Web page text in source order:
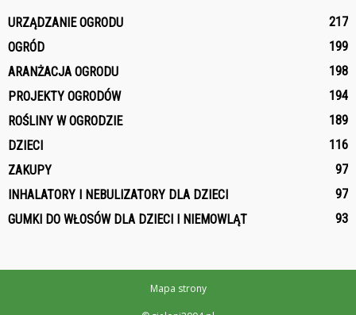
URZĄDZANIE OGRODU
217
OGRÓD
199
ARANŻACJA OGRODU
198
PROJEKTY OGRODÓW
194
ROŚLINY W OGRODZIE
189
DZIECI
116
ZAKUPY
97
INHALATORY I NEBULIZATORY DLA DZIECI
97
GUMKI DO WŁOSÓW DLA DZIECI I NIEMOWLĄT
93
Mapa strony